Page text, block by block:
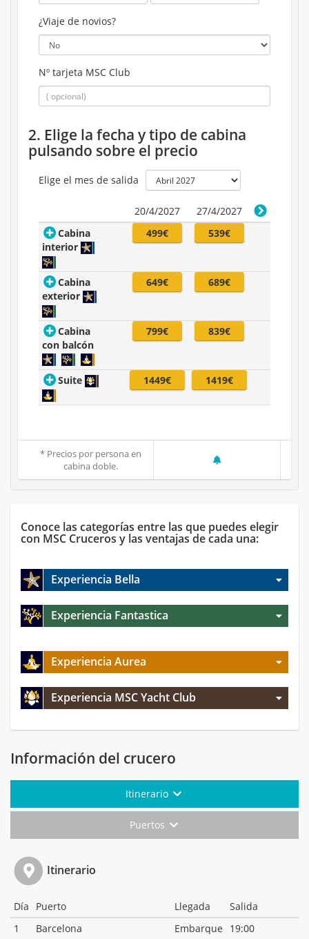
¿Viaje de novios?
Nº tarjeta MSC Club
2. Elige la fecha y tipo de cabina
pulsando sobre el precio
Elige el mes de salida
20/4/2027
27/4/2027
Cabina
interior
499€ 539€
Cabina
exterior
649€ 689€
Cabina
con balcón
799€ 839€
Suite 1449€ 1419€
* Precios por persona en
cabina doble.
Conoce las categorías entre las que puedes elegir
con MSC Cruceros y las ventajas de cada una:
Experiencia Bella
Experiencia Fantastica
Experiencia Aurea
Experiencia MSC Yacht Club
Información del crucero
Itinerario
Puertos
Itinerario
Día Puerto Llegada
Salida
1
Barcelona Embarque 19:00